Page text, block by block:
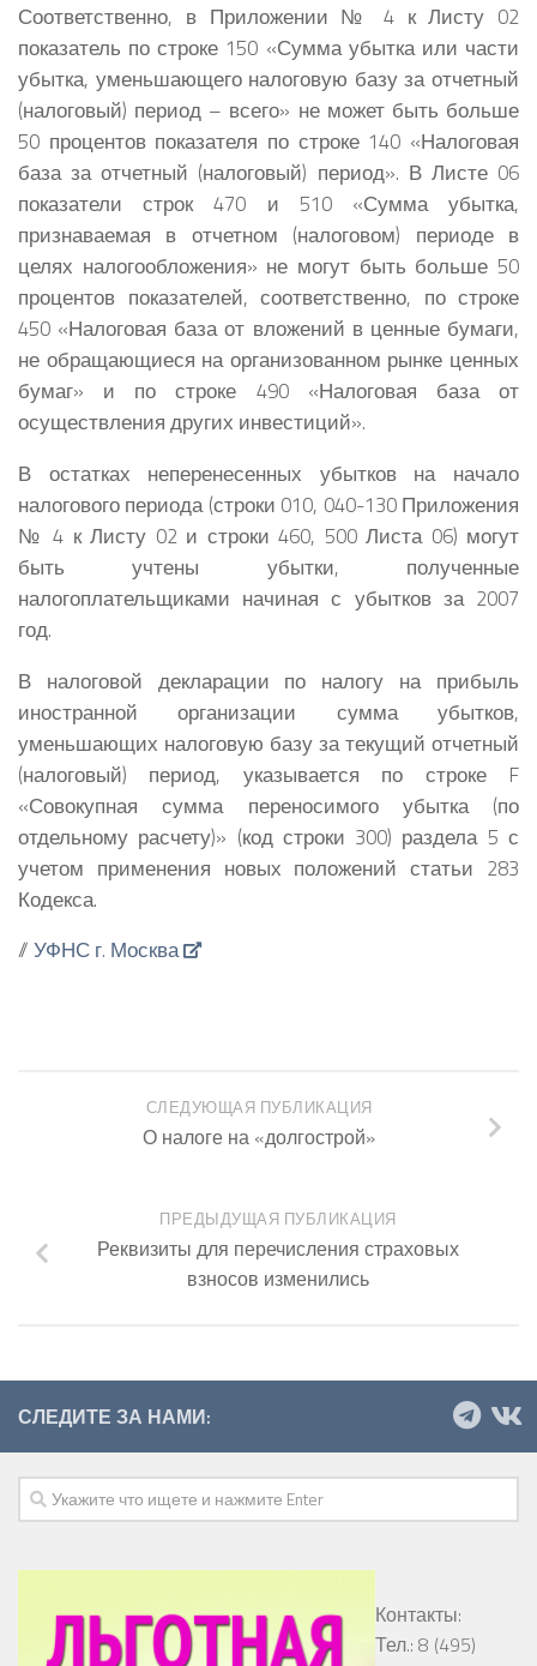
Соответственно, в Приложении № 4 к Листу 02
показатель по строке 150 «Сумма убытка или части
убытка, уменьшающего налоговую базу за отчетный
(налоговый) период – всего» не может быть больше
50 процентов показателя по строке 140 «Налоговая
база за отчетный (налоговый) период». В Листе 06
показатели строк 470 и 510 «Сумма убытка,
признаваемая в отчетном (налоговом) периоде в
целях налогообложения» не могут быть больше 50
процентов показателей, соответственно, по строке
450 «Налоговая база от вложений в ценные бумаги,
не обращающиеся на организованном рынке ценных
бумаг» и по строке 490 «Налоговая база от
осуществления других инвестиций».
В остатках неперенесенных убытков на начало
налогового периода (строки 010, 040-130 Приложения
№ 4 к Листу 02 и строки 460, 500 Листа 06) могут
быть учтены убытки, полученные
налогоплательщиками начиная с убытков за 2007
год.
В налоговой декларации по налогу на прибыль
иностранной организации сумма убытков,
уменьшающих налоговую базу за текущий отчетный
(налоговый) период, указывается по строке F
«Совокупная сумма переносимого убытка (по
отдельному расчету)» (код строки 300) раздела 5 с
учетом применения новых положений статьи 283
Кодекса.
// УФНС г. Москва
СЛЕДУЮЩАЯ ПУБЛИКАЦИЯ
О налоге на «долгострой»
ПРЕДЫДУЩАЯ ПУБЛИКАЦИЯ
Реквизиты для перечисления страховых
взносов изменились
СЛЕДИТЕ ЗА НАМИ:
Контакты:
Тел.: 8 (495)